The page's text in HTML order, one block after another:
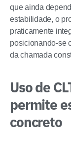
que ainda
estabilidade, o
praticamente
posicionando-se
da chamada
Uso de
permite
concreto